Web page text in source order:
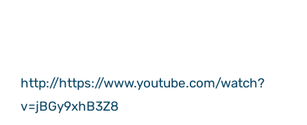
http://https://www.youtube.com/watch?
v=jBGy9xhB3Z8